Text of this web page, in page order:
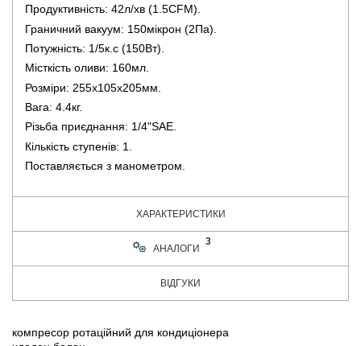
Продуктивність: 42л/хв (1.5СFM).
Граничний вакуум: 150мікрон (2Па).
Потужність: 1/5к.с (150Вт).
Місткість оливи: 160мл.
Розміри: 255x105x205мм.
Вага: 4.4кг.
Різьба приєднання: 1/4"SAE.
Кількість ступенів: 1.
Поставляється з манометром.
ХАРАКТЕРИСТИКИ
АНАЛОГИ
3
ВІДГУКИ
компресор ротаційний для кондиціонера